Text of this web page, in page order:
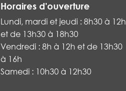
Horaires d'ouverture
Lundi, mardi et jeudi : 8h30 à 12h
et de 13h30 à 18h30
Vendredi : 8h à 12h et de 13h30
à 16h
Samedi : 10h30 à 12h30